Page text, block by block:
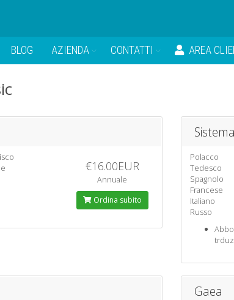
BLOG AZIENDA CONTATTI AREA
€16.00EUR
Annuale
Ordina subito
Polacco
Tedesco
Spagnolo
Francese
Italiano
Russo
Gaea